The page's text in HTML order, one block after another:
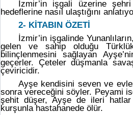
İzmir’in işgali üzerine
hedeflerine nasıl ulaştığını
2- KİTABIN ÖZETİ
İzmir’in işgalinde
gelen ve sahip olduğu
bilinçlenmesini sağlayan
geçerler. Çeteler düşmanla
çeviricidir.
Ayşe kendisini seven ve
sonra vereceğini söyler. Peyami
şehit düşer, Ayşe de ileri hatlar
kurşunla hastahanede ölür.